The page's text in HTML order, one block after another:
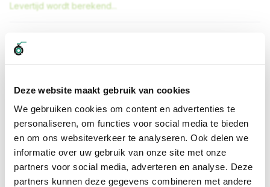
Deze website maakt gebruik van cookies
We gebruiken cookies om content en advertenties te
personaliseren, om functies voor social media te bieden
en om ons websiteverkeer te analyseren. Ook delen we
informatie over uw gebruik van onze site met onze
partners voor social media, adverteren en analyse. Deze
partners kunnen deze gegevens combineren met andere
Levertijd wordt berekend...
Snelle levering
Snel naar
Meer informatie
Meer informatie